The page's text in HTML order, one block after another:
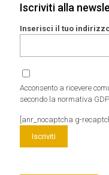
Iscriviti alla
Inserisci il tuo
Acconsento a ricevere
secondo la normativa
[anr_nocaptcha g-